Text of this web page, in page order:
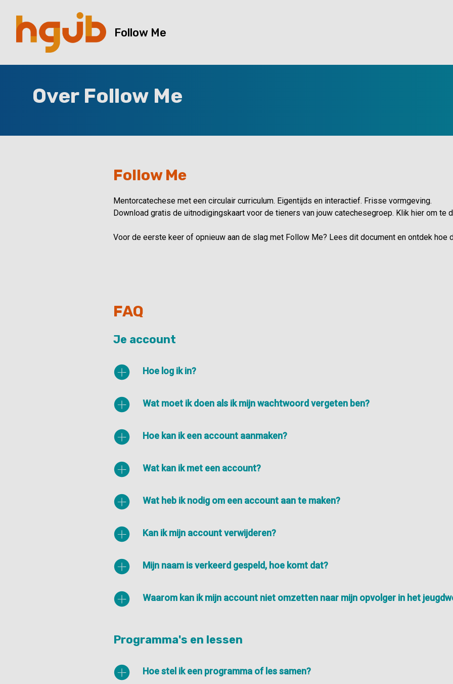
Follow Me
Over Follow Me
Follow Me
Mentorcatechese met een circulair curriculum. Eigentijds en interactief. Frisse vormgeving.
Download gratis de uitnodigingskaart voor de tieners van jouw catechesegroep. Klik hier om te
Voor de eerste keer of opnieuw aan de slag met Follow Me? Lees dit document en ontdek hoe
FAQ
Je account
Hoe log ik in?
Wat moet ik doen als ik mijn wachtwoord vergeten ben?
Hoe kan ik een account aanmaken?
Wat kan ik met een account?
Wat heb ik nodig om een account aan te maken?
Kan ik mijn account verwijderen?
Mijn naam is verkeerd gespeld, hoe komt dat?
Waarom kan ik mijn account niet omzetten naar mijn opvolger in het
Programma's en lessen
Hoe stel ik een programma of les samen?